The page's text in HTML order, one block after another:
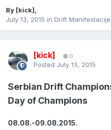
By [kick],
July 13, 2015 in Drift Manifestacije
[kick] 0
Posted July 13, 2015
Serbian Drift
Day of Champions
08.08.-09.08.2015.